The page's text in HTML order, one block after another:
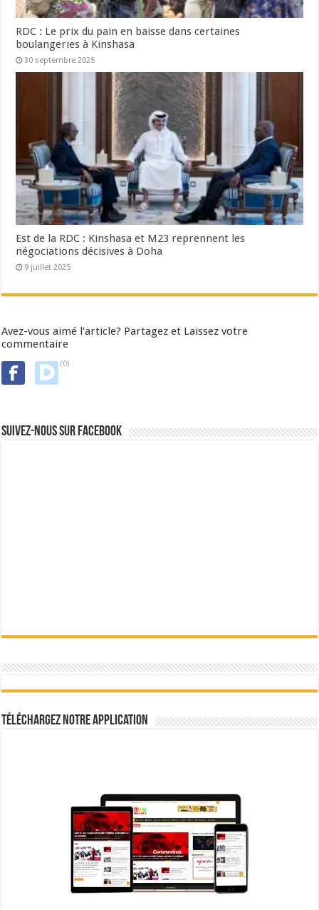
RDC : Le prix du pain en baisse dans certaines
boulangeries à Kinshasa
30 septembre 2025
Est de la RDC : Kinshasa et M23 reprennent les
négociations décisives à Doha
9 juillet 2025
Avez-vous aimé l'article? Partagez et Laissez votre
commentaire
(0)
Suivez-nous sur Facebook
Téléchargez notre Application